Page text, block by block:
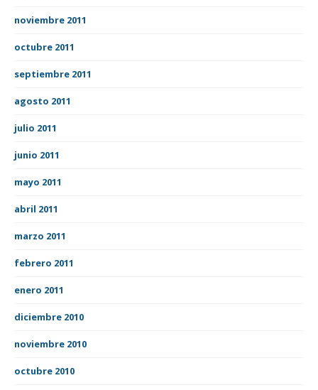
noviembre 2011
octubre 2011
septiembre 2011
agosto 2011
julio 2011
junio 2011
mayo 2011
abril 2011
marzo 2011
febrero 2011
enero 2011
diciembre 2010
noviembre 2010
octubre 2010